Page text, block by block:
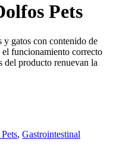
Pets
y gatos con contenido de
funcionamiento correcto
del producto renuevan la
, Gastrointestinal